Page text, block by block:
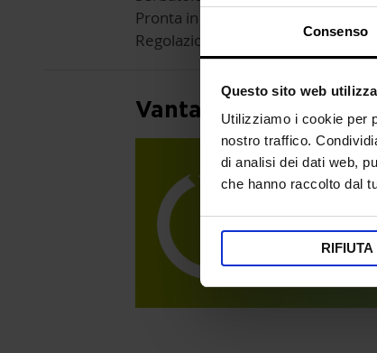
Consenso
Questo sito web
Utilizziamo i cookie per
nostro traffico.
di analisi dei dati web,
che hanno raccolto dal
RIFIUTA
Pronta in 2 minuti
Regolazione della temperatura sul
Vantaggi e